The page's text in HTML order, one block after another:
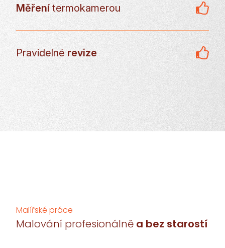
Měřenítermokamerou
Pravidelné revize
Malířské práce
Malování profesionálně a bez starostí